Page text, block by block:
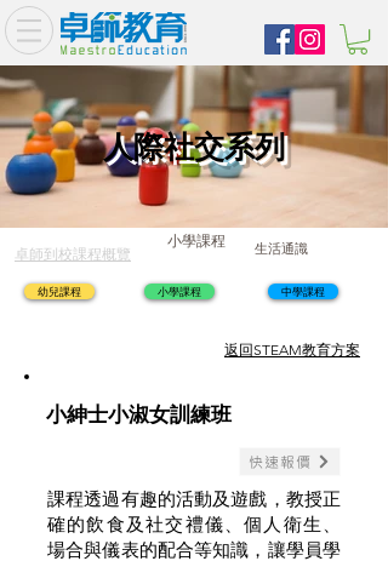
人際社交系列
卓師到校課程概覽 生活通識
小學課程
幼兒課程 小學課程 中學課程
​返回STEAM教育方案
小紳士小淑女訓練班
快速報價
課程透過有趣的活動及遊戲，教授正
確的飲食及社交禮儀、個人衛生、
場合與儀表的配合等知識，讓學員學